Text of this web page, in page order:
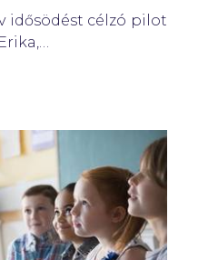
idősödést célzó pilot